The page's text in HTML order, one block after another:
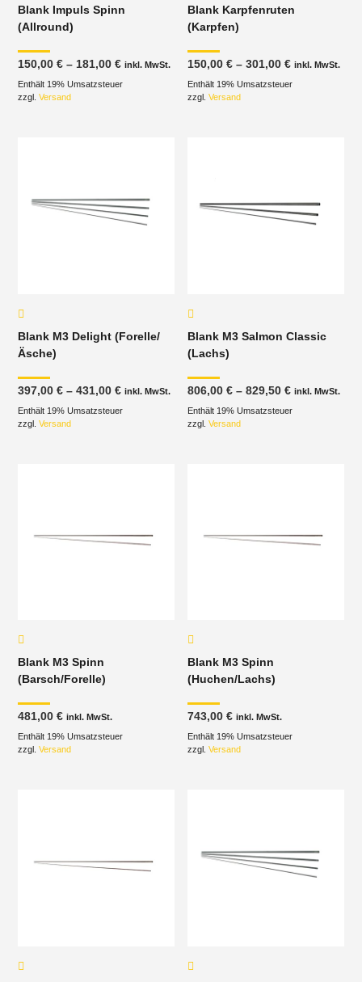
Blank Impuls Spinn
(Allround)
150,00€ –181,00€Preisspanne:
bis
inkl. MwSt.
Enthält 19% Umsatzsteuer
zzgl.Versand
Blank Karpfenruten
(Karpfen)
150,00€ –301,00€
bis
inkl. MwSt.
Enthält 19% Umsatzsteuer
zzgl.Versand
Blank M3 Delight (Forelle/
Äsche)
397,00€ –431,00€Preisspanne:
bis
inkl. MwSt.
Enthält 19% Umsatzsteuer
zzgl.Versand
Blank M3 Salmon Classic
(Lachs)
806,00€ –829,50€
bis
inkl. MwSt.
Enthält 19% Umsatzsteuer
zzgl.Versand
Blank M3 Spinn
(Barsch/Forelle)
481,00€ inkl. MwSt.
Enthält 19% Umsatzsteuer
zzgl.Versand
Blank M3 Spinn
(Huchen/Lachs)
743,00€ inkl. MwSt.
Enthält 19% Umsatzsteuer
zzgl.Versand